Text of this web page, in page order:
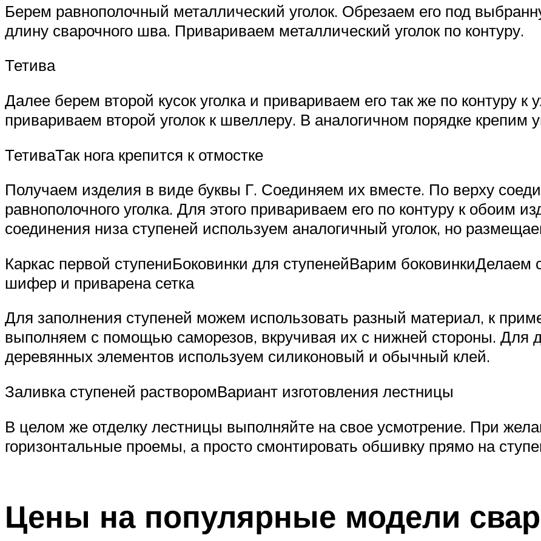
Берем равнополочный металлический уголок. Обрезаем его под
длину сварочного шва. Привариваем металлический уголок по контуру.
Тетива
Далее берем второй кусок уголка и привариваем его так же по контуру к
привариваем второй уголок к швеллеру. В аналогичном порядке крепим
ТетиваТак нога крепится к отмостке
Получаем изделия в виде буквы Г. Соединяем их вместе. По верху
равнополочного уголка. Для этого привариваем его по контуру к обоим
соединения низа ступеней используем аналогичный уголок, но
Каркас первой ступениБоковинки для ступенейВарим боковинкиДелаем
шифер и приварена сетка
Для заполнения ступеней можем использовать разный материал, к
выполняем с помощью саморезов, вкручивая их с нижней стороны. Для
деревянных элементов используем силиконовый и обычный клей.
Заливка ступеней растворомВариант изготовления лестницы
В целом же отделку лестницы выполняйте на свое усмотрение. При
горизонтальные проемы, а просто смонтировать обшивку прямо на
Цены на популярные модели